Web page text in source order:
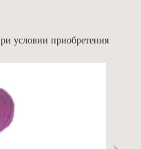
условии приобретения